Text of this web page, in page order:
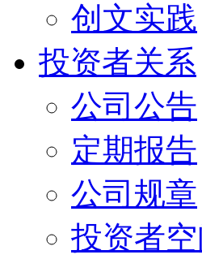
创文实践
投资者关系
公司公告
定期报告
公司规章
投资者空